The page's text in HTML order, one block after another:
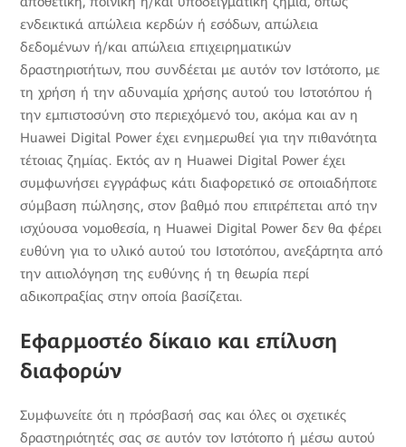
ενδεικτικά απώλεια κερδών ή εσόδων, απώλεια
δεδομένων ή/και απώλεια επιχειρηματικών
δραστηριοτήτων, που συνδέεται με αυτόν τον Ιστότοπο, με
τη χρήση ή την αδυναμία χρήσης αυτού του Ιστοτόπου ή
την εμπιστοσύνη στο περιεχόμενό του, ακόμα και αν η
Huawei Digital Power έχει ενημερωθεί για την πιθανότητα
τέτοιας ζημίας. Εκτός αν η Huawei Digital Power έχει
συμφωνήσει εγγράφως κάτι διαφορετικό σε οποιαδήποτε
σύμβαση πώλησης, στον βαθμό που επιτρέπεται από την
ισχύουσα νομοθεσία, η Huawei Digital Power δεν θα φέρει
ευθύνη για το υλικό αυτού του Ιστοτόπου, ανεξάρτητα από
την αιτιολόγηση της ευθύνης ή τη θεωρία περί
αδικοπραξίας στην οποία βασίζεται.
Εφαρμοστέο δίκαιο και επίλυση
διαφορών
Συμφωνείτε ότι η πρόσβασή σας και όλες οι σχετικές
δραστηριότητές σας σε αυτόν τον Ιστότοπο ή μέσω αυτού